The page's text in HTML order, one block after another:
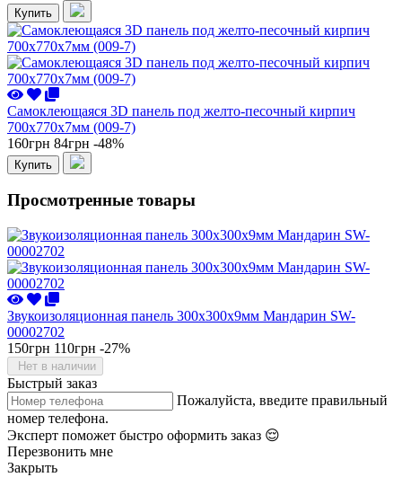
Купить
Самоклеющаяся 3D панель под желто-песочный кирпич
700x770x7мм (009-7)
160грн 84грн -48%
Купить
Просмотренные товары
Звукоизоляционная панель 300х300х9мм Мандарин SW-
00002702
150грн 110грн -27%
Нет в наличии
Быстрый заказ
Пожалуйста, введите правильный
номер телефона.
Эксперт поможет быстро оформить заказ 😌
Перезвонить мне
Закрыть